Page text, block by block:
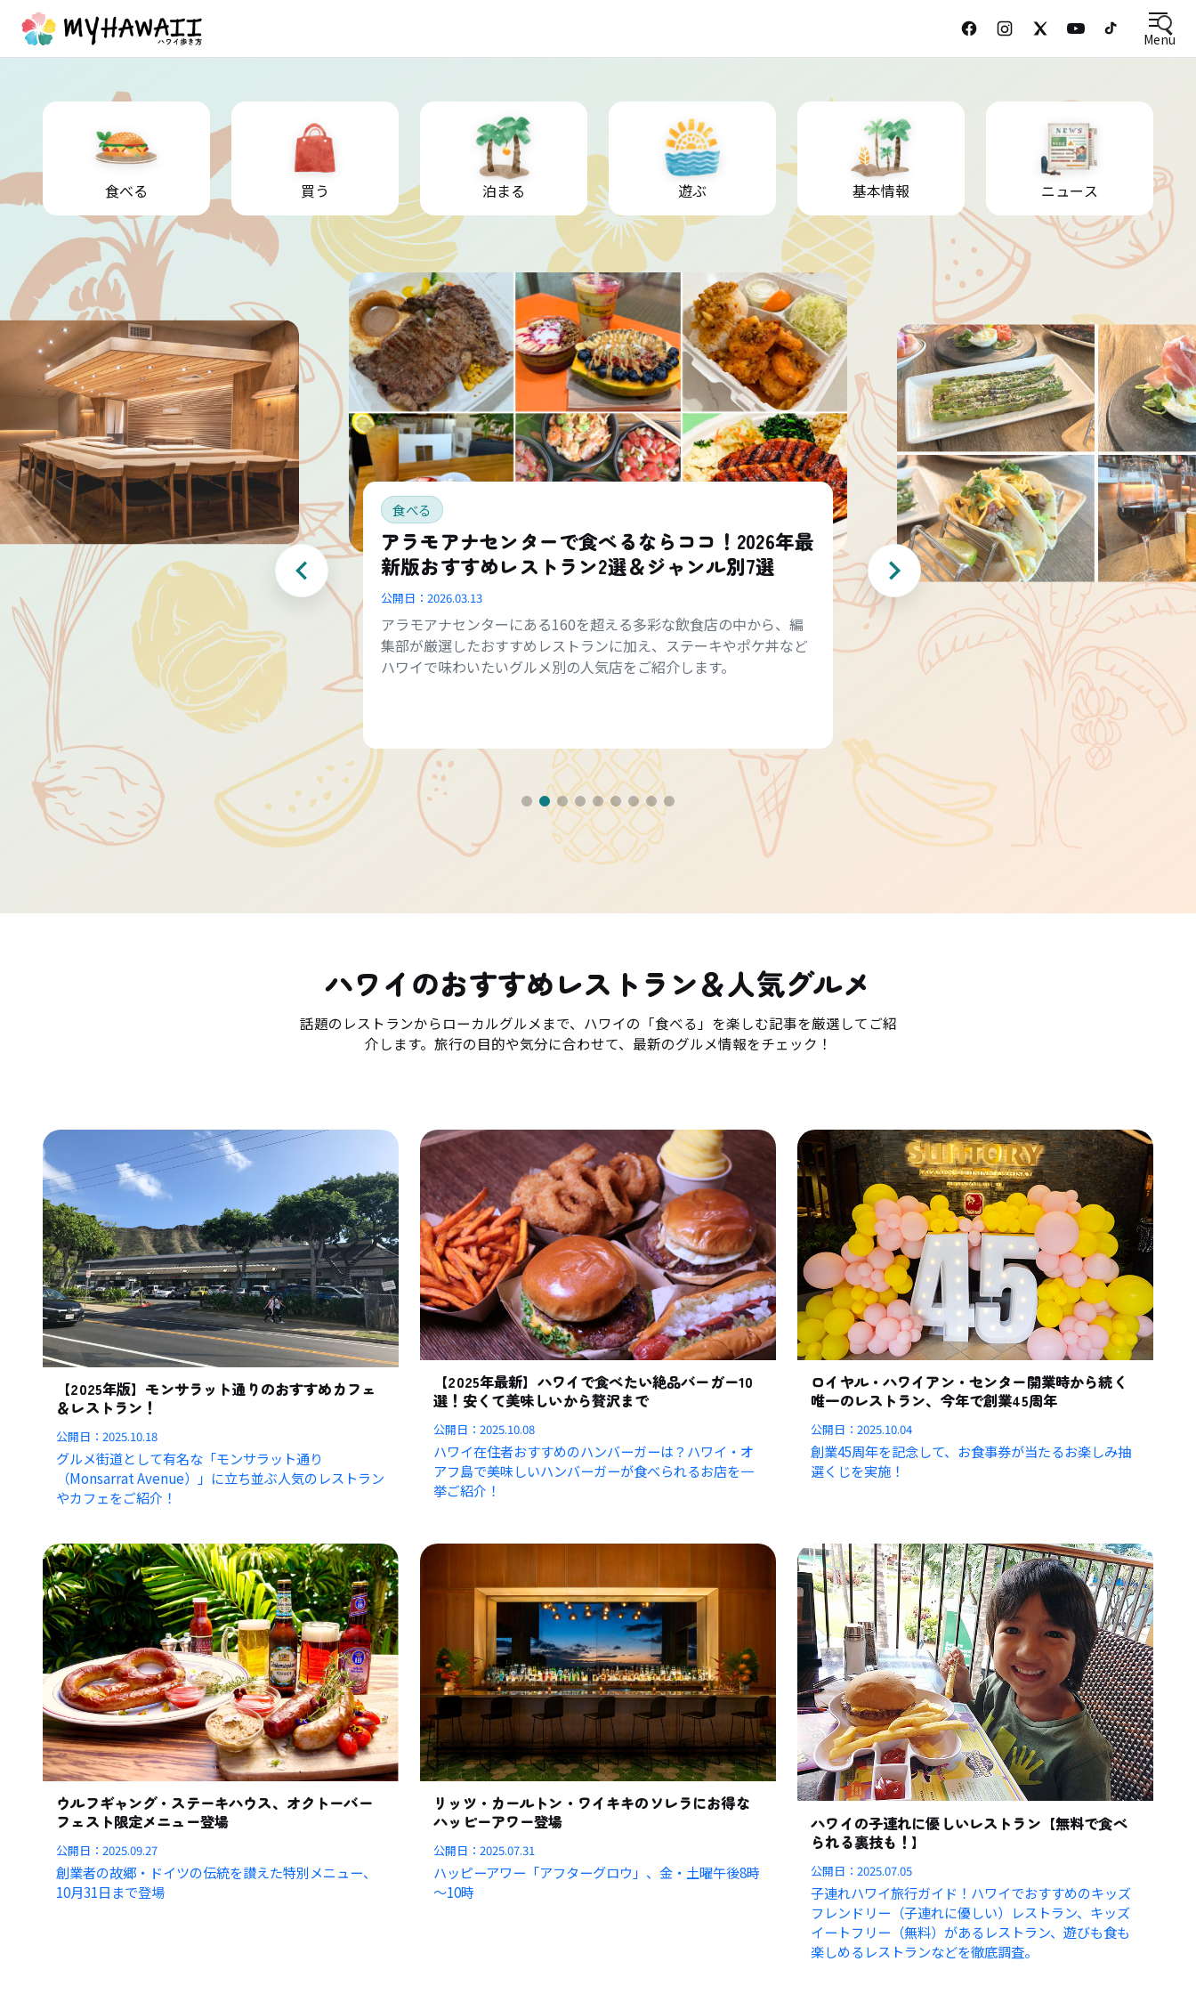
Menu
食べる 買う 泊まる 遊ぶ 基本情報 ニュース
食べる
アラモアナセンターで食べるならココ！2026年最
新版おすすめレストラン2選＆ジャンル別7選
公開日： 2026.03.13
アラモアナセンターにある160を超える多彩な飲食店の中から、編
集部が厳選したおすすめレストランに加え、ステーキやポケ丼など
ハワイで味わいたいグルメ別の人気店をご紹介します。
ハワイのおすすめレストラン＆人気グルメ
話題のレストランからローカルグルメまで、ハワイの「食べる」を楽しむ記事を厳選してご紹
介します。旅行の目的や気分に合わせて、最新のグルメ情報をチェック！
【2025年版】モンサラット通りのおすすめカフェ
＆レストラン！
公開日：2025.10.18
グルメ街道として有名な「モンサラット通り
（Monsarrat Avenue）」に立ち並ぶ人気のレストラン
やカフェをご紹介！
【2025年最新】ハワイで食べたい絶品バーガー10
選！安くて美味しいから贅沢まで
公開日：2025.10.08
ハワイ在住者おすすめのハンバーガーは？ハワイ・オ
アフ島で美味しいハンバーガーが食べられるお店を一
挙ご紹介！
ロイヤル・ハワイアン・センター開業時から続く
唯一のレストラン、今年で創業45周年
公開日：2025.10.04
創業45周年を記念して、お食事券が当たるお楽しみ抽
選くじを実施！
ウルフギャング・ステーキハウス、オクトーバー
フェスト限定メニュー登場
公開日：2025.09.27
創業者の故郷・ドイツの伝統を讃えた特別メニュー、
10月31日まで登場
リッツ・カールトン・ワイキキのソレラにお得な
ハッピーアワー登場
公開日：2025.07.31
ハッピーアワー「アフターグロウ」、金・土曜午後8時
～10時
ハワイの子連れに優しいレストラン【無料で食べ
られる裏技も！】
公開日：2025.07.05
子連れハワイ旅行ガイド！ハワイでおすすめのキッズ
フレンドリー（子連れに優しい）レストラン、キッズ
イートフリー（無料）があるレストラン、遊びも食も
楽しめるレストランなどを徹底調査。